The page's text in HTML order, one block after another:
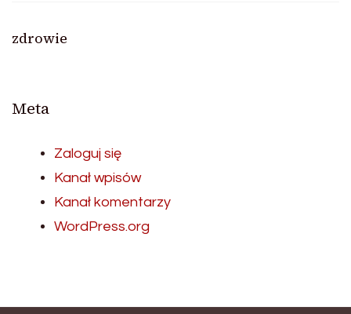
zdrowie
Meta
Zaloguj się
Kanał wpisów
Kanał komentarzy
WordPress.org